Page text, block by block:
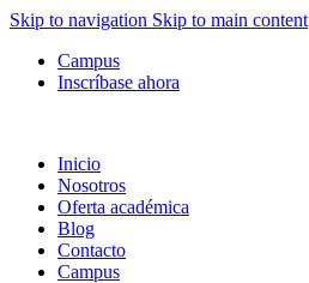
Skip to navigation Skip to main content
Campus
Inscríbase ahora
Inicio
Nosotros
Oferta académica
Blog
Contacto
Campus